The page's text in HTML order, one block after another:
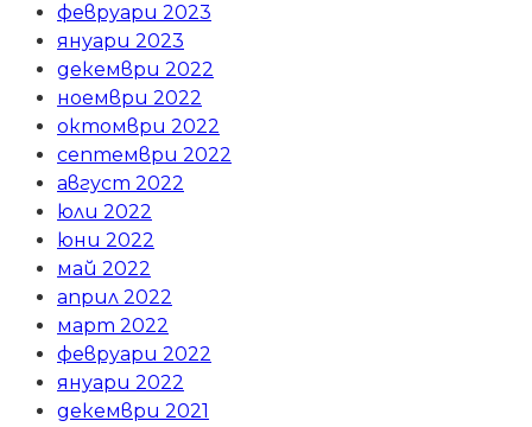
февруари 2023
януари 2023
декември 2022
ноември 2022
октомври 2022
септември 2022
август 2022
юли 2022
юни 2022
май 2022
април 2022
март 2022
февруари 2022
януари 2022
декември 2021